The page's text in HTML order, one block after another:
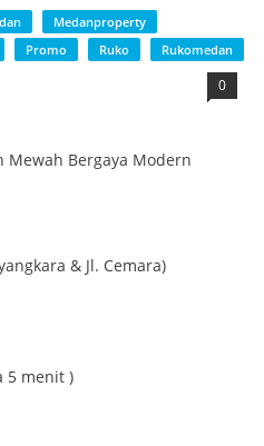
Medanproperty
Promo Ruko Rukomedan
0
Bergaya Modern
& Jl. Cemara)
5 menit )